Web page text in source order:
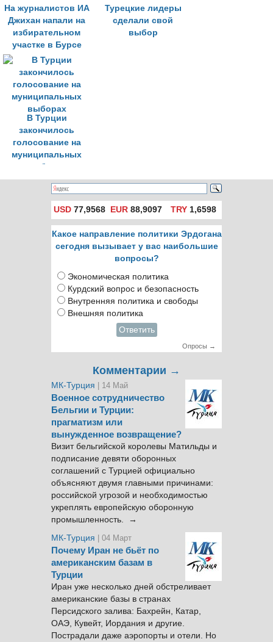
На журналистов ИА
Джихан напали на
избирательном
участке в Бурсе
Турецкие лидеры
сделали свой
выбор
В Турции
закончилось
голосование на
муниципальных
выборах
USD 77,9568 EUR 88,9097 TRY1,6598
Какое направление политики Эрдогана
сегодня вызывает у вас наибольшие
вопросы?
Экономическая политика
Курдский вопрос и безопасность
Внутренняя политика и свободы
Внешняя политика
Ответить
Опросы →
Комментарии →
МК-Турция | 14 Май
Военное сотрудничество
Бельгии и Турции:
прагматизм или
вынужденное возвращение?
Визит бельгийской королевы Матильды и
подписание девяти оборонных
соглашений с Турцией официально
объясняют двумя главными причинами:
российской угрозой и необходимостью
укреплять европейскую оборонную
промышленность. →
МК-Турция
| 04 Март
Почему Иран не бьёт по
американским базам в
Турции
Иран уже несколько дней обстреливает
американские базы в странах
Персидского залива: Бахрейн, Катар,
ОАЭ, Кувейт, Иордания и другие.
Пострадали даже аэропорты и отели. Но